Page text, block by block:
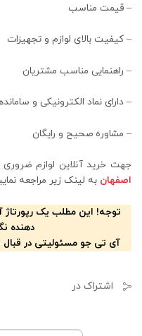
– قیمت مناسب
– کیفیت بالای لوازم و تجهیزات
– راهنمایی مناسب مشتریان
– دارای نماد الکترونیکی و
– مشاوره صحیح و رایگان
جهت خرید آنلاین لوازم ضروری
اصفهان به لینک زیر مراجعه
توجه! این مطلب یک
دهنده
آی تی جو مسئولیتی در
اشتراک در